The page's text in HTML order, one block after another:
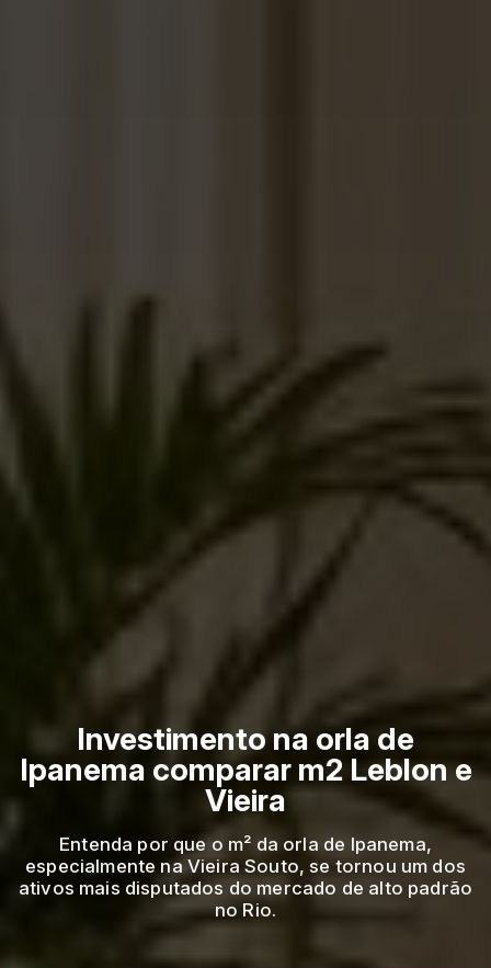
Investimento na orla de
Ipanema comparar m2 Leblon e
Vieira
Entenda por que o m² da orla de Ipanema,
especialmente na Vieira Souto, se tornou um dos
ativos mais disputados do mercado de alto padrão
no Rio.